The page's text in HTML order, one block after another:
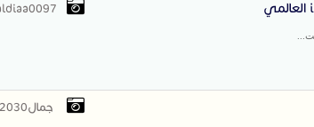
جمال2030